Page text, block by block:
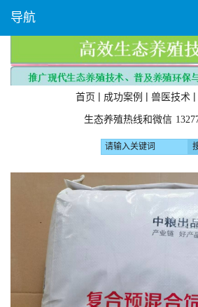
导航
首页 | 成功案例 | 兽医技术 |
生态养殖热线和微信